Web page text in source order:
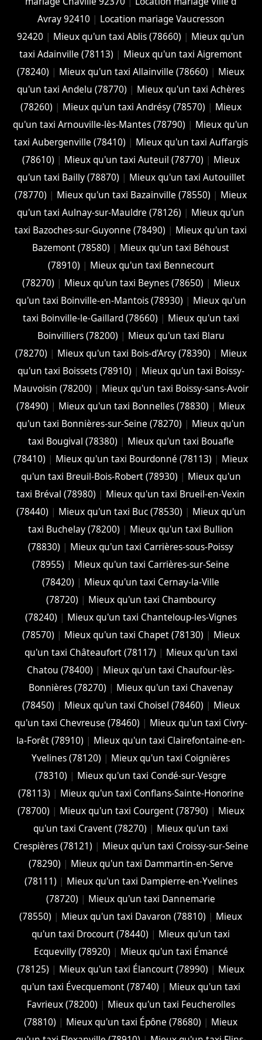
Avray 92410 | Location mariage Vaucresson
92420 | Mieux qu'un taxi Ablis (78660) | Mieux qu'un
taxi Adainville (78113) | Mieux qu'un taxi Aigremont
(78240) | Mieux qu'un taxi Allainville (78660) | Mieux
qu'un taxi Andelu (78770) | Mieux qu'un taxi Achères
(78260) | Mieux qu'un taxi Andrésy (78570) | Mieux
qu'un taxi Arnouville-lès-Mantes (78790) | Mieux qu'un
taxi Aubergenville (78410) | Mieux qu'un taxi Auffargis
(78610) | Mieux qu'un taxi Auteuil (78770) | Mieux
qu'un taxi Bailly (78870) | Mieux qu'un taxi Autouillet
(78770) | Mieux qu'un taxi Bazainville (78550) | Mieux
qu'un taxi Aulnay-sur-Mauldre (78126) | Mieux qu'un
taxi Bazoches-sur-Guyonne (78490) | Mieux qu'un taxi
Bazemont (78580) | Mieux qu'un taxi Béhoust
(78910) | Mieux qu'un taxi Bennecourt
(78270) | Mieux qu'un taxi Beynes (78650) | Mieux
qu'un taxi Boinville-en-Mantois (78930) | Mieux qu'un
taxi Boinville-le-Gaillard (78660) | Mieux qu'un taxi
Boinvilliers (78200) | Mieux qu'un taxi Blaru
(78270) | Mieux qu'un taxi Bois-d'Arcy (78390) | Mieux
qu'un taxi Boissets (78910) | Mieux qu'un taxi Boissy-
Mauvoisin (78200) | Mieux qu'un taxi Boissy-sans-Avoir
(78490) | Mieux qu'un taxi Bonnelles (78830) | Mieux
qu'un taxi Bonnières-sur-Seine (78270) | Mieux qu'un
taxi Bougival (78380) | Mieux qu'un taxi Bouafle
(78410) | Mieux qu'un taxi Bourdonné (78113) | Mieux
qu'un taxi Breuil-Bois-Robert (78930) | Mieux qu'un
taxi Bréval (78980) | Mieux qu'un taxi Brueil-en-Vexin
(78440) | Mieux qu'un taxi Buc (78530) | Mieux qu'un
taxi Buchelay (78200) | Mieux qu'un taxi Bullion
(78830) | Mieux qu'un taxi Carrières-sous-Poissy
(78955) | Mieux qu'un taxi Carrières-sur-Seine
(78420) | Mieux qu'un taxi Cernay-la-Ville
(78720) | Mieux qu'un taxi Chambourcy
(78240) | Mieux qu'un taxi Chanteloup-les-Vignes
(78570) | Mieux qu'un taxi Chapet (78130) | Mieux
qu'un taxi Châteaufort (78117) | Mieux qu'un taxi
Chatou (78400) | Mieux qu'un taxi Chaufour-lès-
Bonnières (78270) | Mieux qu'un taxi Chavenay
(78450) | Mieux qu'un taxi Choisel (78460) | Mieux
qu'un taxi Chevreuse (78460) | Mieux qu'un taxi Civry-
la-Forêt (78910) | Mieux qu'un taxi Clairefontaine-en-
Yvelines (78120) | Mieux qu'un taxi Coignières
(78310) | Mieux qu'un taxi Condé-sur-Vesgre
(78113) | Mieux qu'un taxi Conflans-Sainte-Honorine
(78700) | Mieux qu'un taxi Courgent (78790) | Mieux
qu'un taxi Cravent (78270) | Mieux qu'un taxi
Crespières (78121) | Mieux qu'un taxi Croissy-sur-Seine
(78290) | Mieux qu'un taxi Dammartin-en-Serve
(78111) | Mieux qu'un taxi Dampierre-en-Yvelines
(78720) | Mieux qu'un taxi Dannemarie
(78550) | Mieux qu'un taxi Davaron (78810) | Mieux
qu'un taxi Drocourt (78440) | Mieux qu'un taxi
Ecquevilly (78920) | Mieux qu'un taxi Émancé
(78125) | Mieux qu'un taxi Élancourt (78990) | Mieux
qu'un taxi Évecquemont (78740) | Mieux qu'un taxi
Favrieux (78200) | Mieux qu'un taxi Feucherolles
(78810) | Mieux qu'un taxi Épône (78680) | Mieux